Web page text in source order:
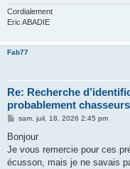
Cordialement
Eric ABADIE
Fab77
Re: Recherche
probablement
M
s
a
g
sam. juil. 18, 2026 2:45 pm
Bonjour
Je vous remercie pour ces
écusson, mais je ne savais